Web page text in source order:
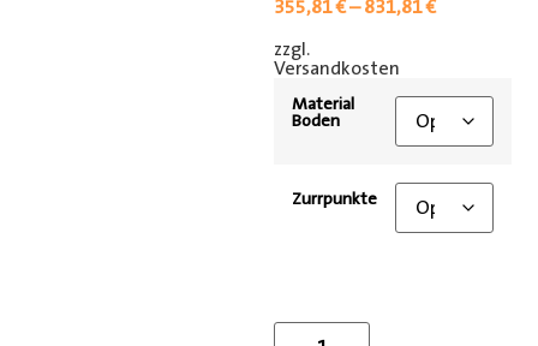
355,81€–831,81€
zzgl.
Versandkosten
Material
Boden
Zurrpunkte